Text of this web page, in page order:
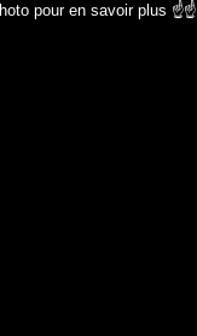
pour en savoir plus ☝☝